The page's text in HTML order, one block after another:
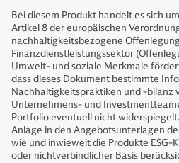
Bei diesem Produkt handelt es sich
Artikel 8 der europäischen
nachhaltigkeitsbezogene
Finanzdienstleistungssektor
Umwelt- und soziale Merkmale
dass dieses Dokument bestimmte
Nachhaltigkeitspraktiken und ‑bilanz
Unternehmens- und
Portfolio eventuell nicht
Anlage in den Angebotsunterlagen
wie und inwieweit die Produkte ESG-
oder nichtverbindlicher Basis